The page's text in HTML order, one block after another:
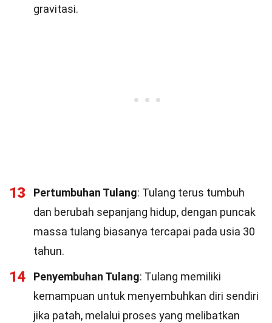
gravitasi.
13 Pertumbuhan Tulang: Tulang terus tumbuh
dan berubah sepanjang hidup, dengan puncak
massa tulang biasanya tercapai pada usia 30
tahun.
14 Penyembuhan Tulang: Tulang memiliki
kemampuan untuk menyembuhkan diri sendiri
jika patah, melalui proses yang melibatkan